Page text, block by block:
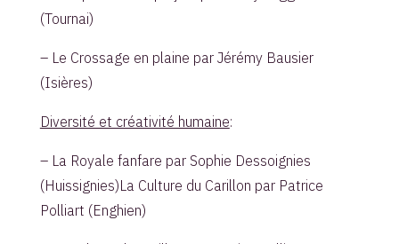
(Tournai)
– Le Crossage en plaine par Jérémy Bausier
(Isières)
Diversité et créativité humaine:
– La Royale fanfare par Sophie Dessoignies
(Huissignies)La Culture du Carillon par Patrice
Polliart (Enghien)